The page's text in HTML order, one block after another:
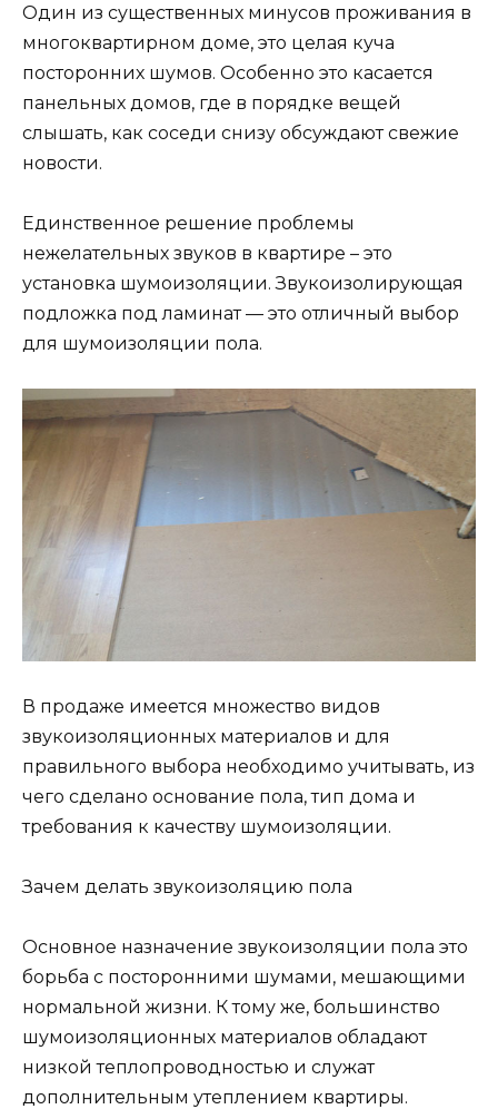
Один из существенных минусов проживания в
многоквартирном доме, это целая куча
посторонних шумов. Особенно это касается
панельных домов, где в порядке вещей
слышать, как соседи снизу обсуждают свежие
новости.
Единственное решение проблемы
нежелательных звуков в квартире – это
установка шумоизоляции. Звукоизолирующая
подложка под ламинат — это отличный выбор
для шумоизоляции пола.
В продаже имеется множество видов
звукоизоляционных материалов и для
правильного выбора необходимо учитывать, из
чего сделано основание пола, тип дома и
требования к качеству шумоизоляции.
Зачем делать звукоизоляцию пола
Основное назначение звукоизоляции пола это
борьба с посторонними шумами, мешающими
нормальной жизни. К тому же, большинство
шумоизоляционных материалов обладают
низкой теплопроводностью и служат
дополнительным утеплением квартиры.